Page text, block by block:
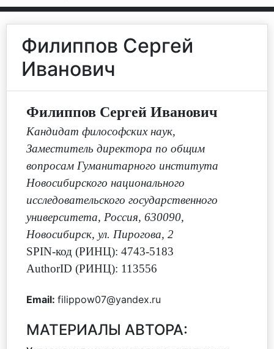
Филиппов Сергей
Иванович
Филиппов Сергей Иванович
Кандидат философских наук,
Заместитель директора по общим
вопросам Гуманитарного института
Новосибирского национального
исследовательского государственного
университета, Россия, 630090,
Новосибирск, ул. Пирогова, 2
SPIN-код (РИНЦ): 4743-5183
AuthorID (РИНЦ): 113556
Email: filippow07@yandex.ru
МАТЕРИАЛЫ АВТОРА: